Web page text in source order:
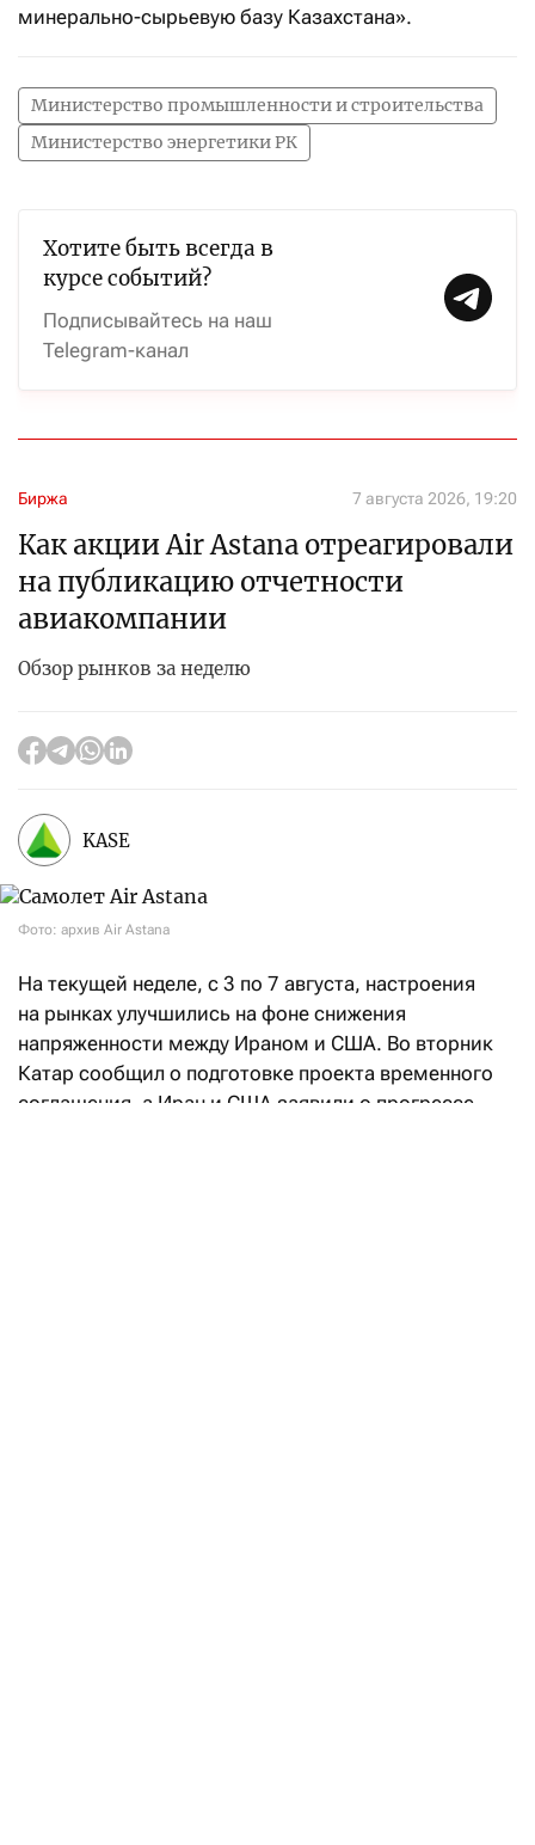
минерально-сырьевую базу Казахстана».
Министерство промышленности и строительства
Министерство энергетики РК
Хотите быть всегда в
курсе событий?
Подписывайтесь на наш
Telegram-канал
Биржа 7 августа 2026, 19:20
Как акции Air Astana отреагировали
на публикацию отчетности
авиакомпании
Обзор рынков за неделю
KASE
Фото: архив Air Astana
На текущей неделе, с 3 по 7 августа, настроения
на рынках улучшились на фоне снижения
напряженности между Ираном и США. Во вторник
Катар сообщил о подготовке проекта временного
соглашения, а Иран и США заявили о прогрессе